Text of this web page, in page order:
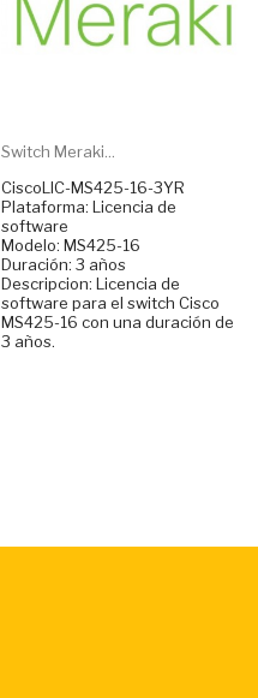
Switch Meraki...
CiscoLIC-MS425-16-3YR
Plataforma: Licencia de
software
Modelo: MS425-16
Duración: 3 años
Descripcion: Licencia de
software para el switch Cisco
MS425-16 con una duración de
3 años.